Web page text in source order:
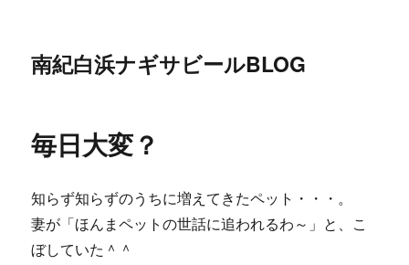
南紀白浜ナギサビールBLOG
毎日大変？
知らず知らずのうちに増えてきたペット・・・。
妻が「ほんまペットの世話に追われるわ～」と、こ
ぼしていた＾＾